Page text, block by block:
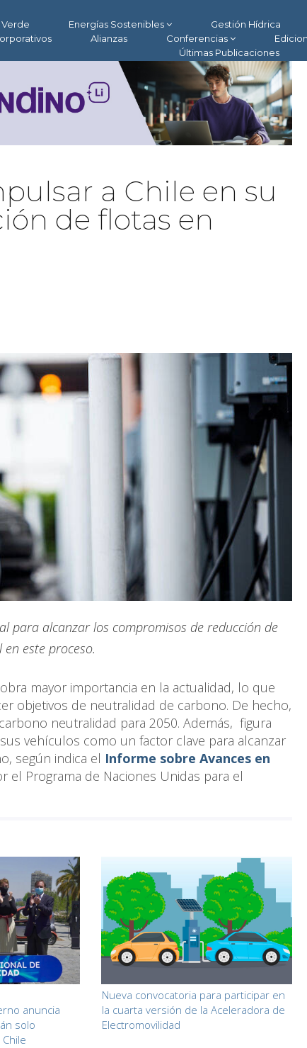
Energías Sostenibles Gestión Hídrica
Alianzas Conferencias
Últimas Publicaciones
a Chile en su
de flotas en
para alcanzar los compromisos de reducción de
este proceso.
mayor importancia en la actualidad, lo que
objetivos de neutralidad de carbono. De hecho,
neutralidad para 2050. Además, figura
vehículos como un factor clave para alcanzar
según indica el Informe sobre Avances en
el Programa de Naciones Unidas para el
anuncia
solo
Nueva convocatoria para participar en
la cuarta versión de la Aceleradora de
Electromovilidad